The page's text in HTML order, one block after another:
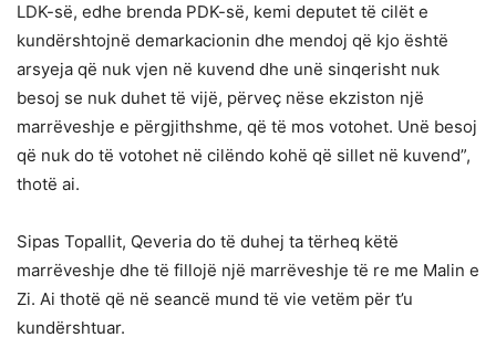
LDK-së, edhe brenda PDK-së, kemi deputet të cilët e
kundërshtojnë demarkacionin dhe mendoj që kjo është
arsyeja që nuk vjen në kuvend dhe unë sinqerisht nuk
besoj se nuk duhet të vijë, përveç nëse ekziston një
marrëveshje e përgjithshme, që të mos votohet. Unë besoj
që nuk do të votohet në cilëndo kohë që sillet në kuvend”,
thotë ai.
Sipas Topallit, Qeveria do të duhej ta tërheq këtë
marrëveshje dhe të fillojë një marrëveshje të re me Malin e
Zi. Ai thotë që në seancë mund të vie vetëm për t’u
kundërshtuar.